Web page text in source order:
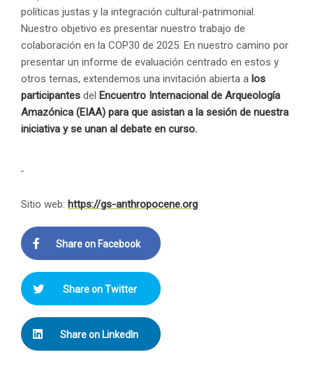
políticas justas y la integración cultural-patrimonial.
Nuestro objetivo es presentar nuestro trabajo de
colaboración en la COP30 de 2025. En nuestro camino por
presentar un informe de evaluación centrado en estos y
otros temas, extendemos una invitación abierta a los
participantes del Encuentro Internacional de Arqueología
Amazónica (EIAA) para que asistan a la sesión de nuestra
iniciativa y se unan al debate en curso.
Sitio web: https://gs-anthropocene.org
Share on Facebook
Share on Twitter
Share on LinkedIn